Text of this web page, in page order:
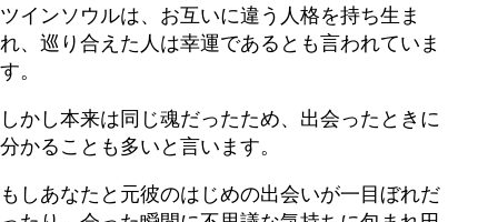
ツインソウルは、お互いに違う人格を持ち生ま
れ、巡り合えた人は幸運であるとも言われていま
す。
しかし本来は同じ魂だったため、出会ったときに
分かることも多いと言います。
もしあなたと元彼のはじめの出会いが一目ぼれだ